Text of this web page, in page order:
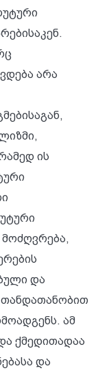
არა
ის
და
ამ
ქმედითადაა
და